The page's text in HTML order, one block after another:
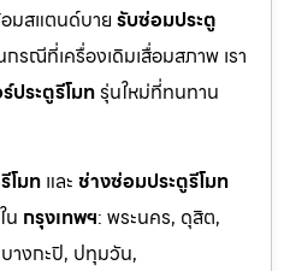
มสแตนด์บาย รับซ่อมประตู
รณีที่เครื่องเดิมเสื่อมสภาพ เรา
ประตูรีโมทรุ่นใหม่ที่ทนทาน
โมทและ ช่างซ่อมประตูรีโมท
น กรุงเทพฯ: พระนคร, ดุสิต,
างกะปิ, ปทุมวัน,